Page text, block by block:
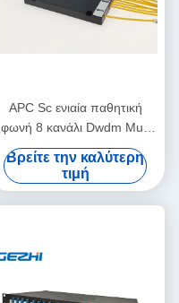
APC Sc ενιαία παθητική
φωνή 8 κανάλι Dwdm Mux
ινών C28 100Ghz
Βρείτε την καλύτερη
τιμή